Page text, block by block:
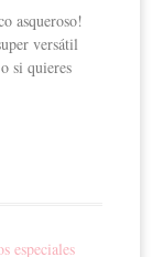
asqueroso!
versátil
si quieres